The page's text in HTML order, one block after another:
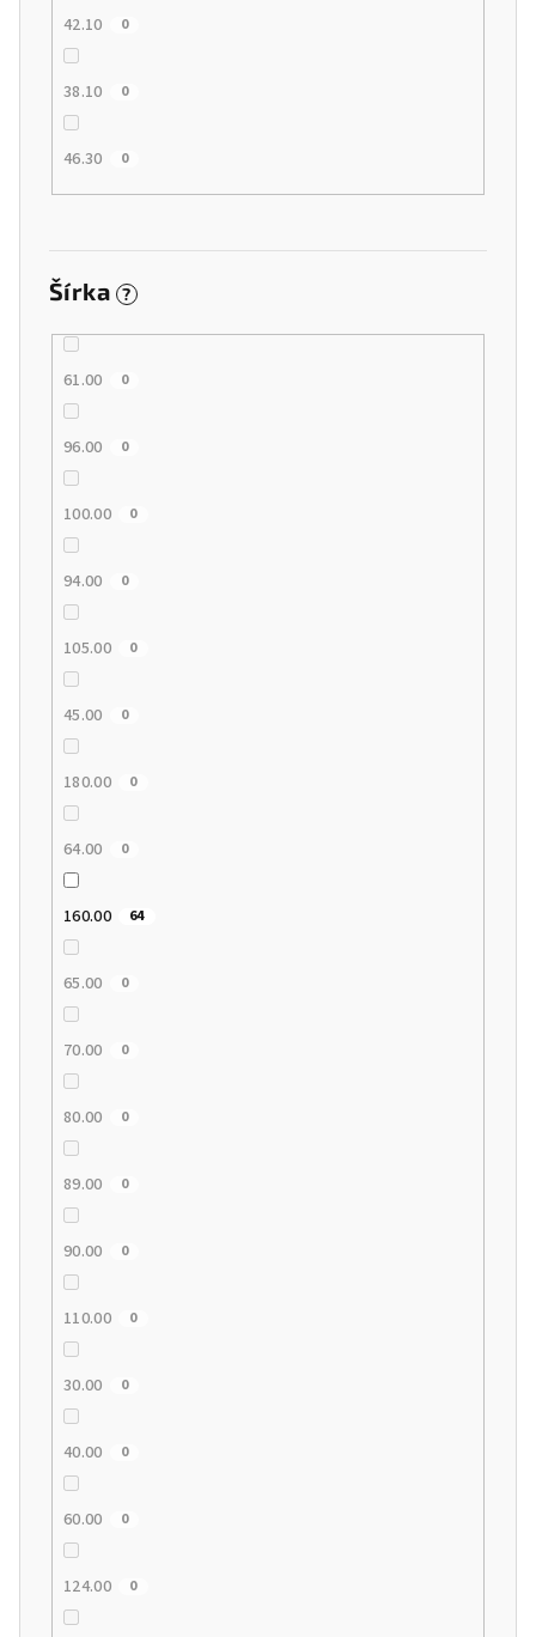
42.10 0
38.10 0
46.30 0
Šírka ?
61.00 0
96.00 0
100.00 0
94.00 0
105.00 0
45.00 0
180.00 0
64.00 0
160.00 64
65.00 0
70.00 0
80.00 0
89.00 0
90.00 0
110.00 0
30.00 0
40.00 0
60.00 0
124.00 0